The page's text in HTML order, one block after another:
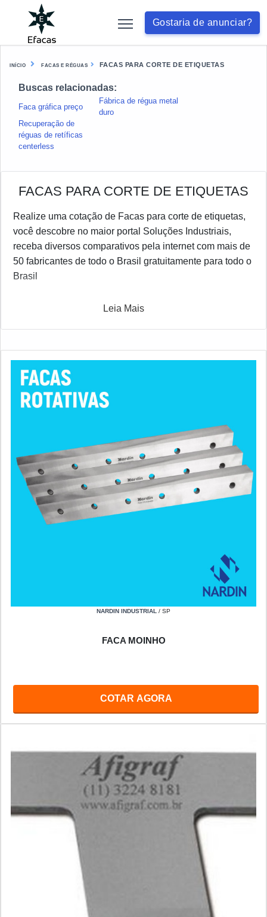
Gostaria de anunciar?
INÍCIO FACAS E RÉGUAS FACAS PARA CORTE DE ETIQUETAS
Buscas relacionadas:
Faca gráfica preço
Fábrica de régua metal
duro
Recuperação de
réguas de retíficas
centerless
FACAS PARA CORTE DE ETIQUETAS
Realize uma cotação de Facas para corte de etiquetas,
você descobre no maior portal Soluções Industriais,
receba diversos comparativos pela internet com mais de
50 fabricantes de todo o Brasil gratuitamente para todo o
Brasil
Leia Mais
NARDIN INDUSTRIAL / SP
FACA MOINHO
COTAR AGORA